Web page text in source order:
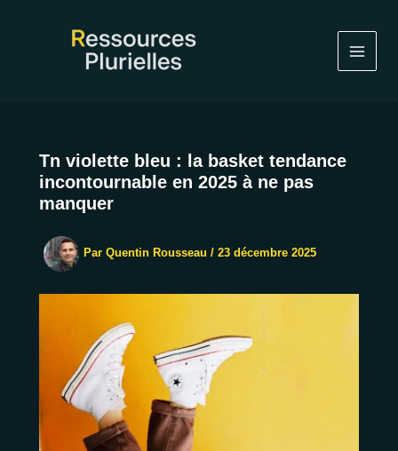
Tn violette bleu : la basket tendance
incontournable en 2025 à ne pas
manquer
Par Quentin Rousseau / 23 décembre 2025